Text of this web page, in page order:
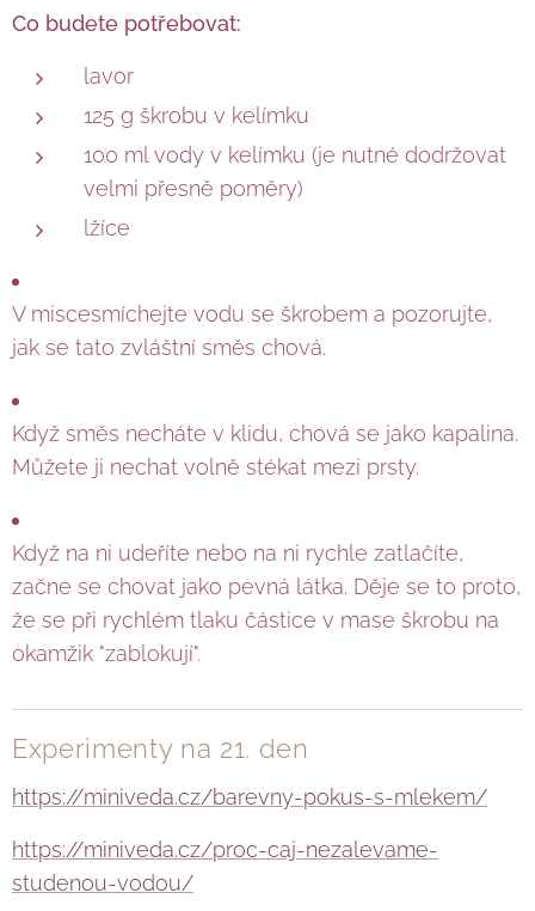
Co budete potřebovat:
lavor
125 g škrobu v kelímku
100 ml vody v kelímku (je nutné dodržovat
velmi přesně poměry)
lžíce
V miscesmíchejte vodu se škrobem a pozorujte,
jak se tato zvláštní směs chová.
Když směs necháte v klidu, chová se jako kapalina.
Můžete ji nechat volně stékat mezi prsty.
Když na ni udeříte nebo na ni rychle zatlačíte,
začne se chovat jako pevná látka. Děje se to proto,
že se při rychlém tlaku částice v mase škrobu na
okamžik "zablokují".
Experimenty na 21. den
https://miniveda.cz/barevny-pokus-s-mlekem/
https://miniveda.cz/proc-caj-nezalevame-
studenou-vodou/